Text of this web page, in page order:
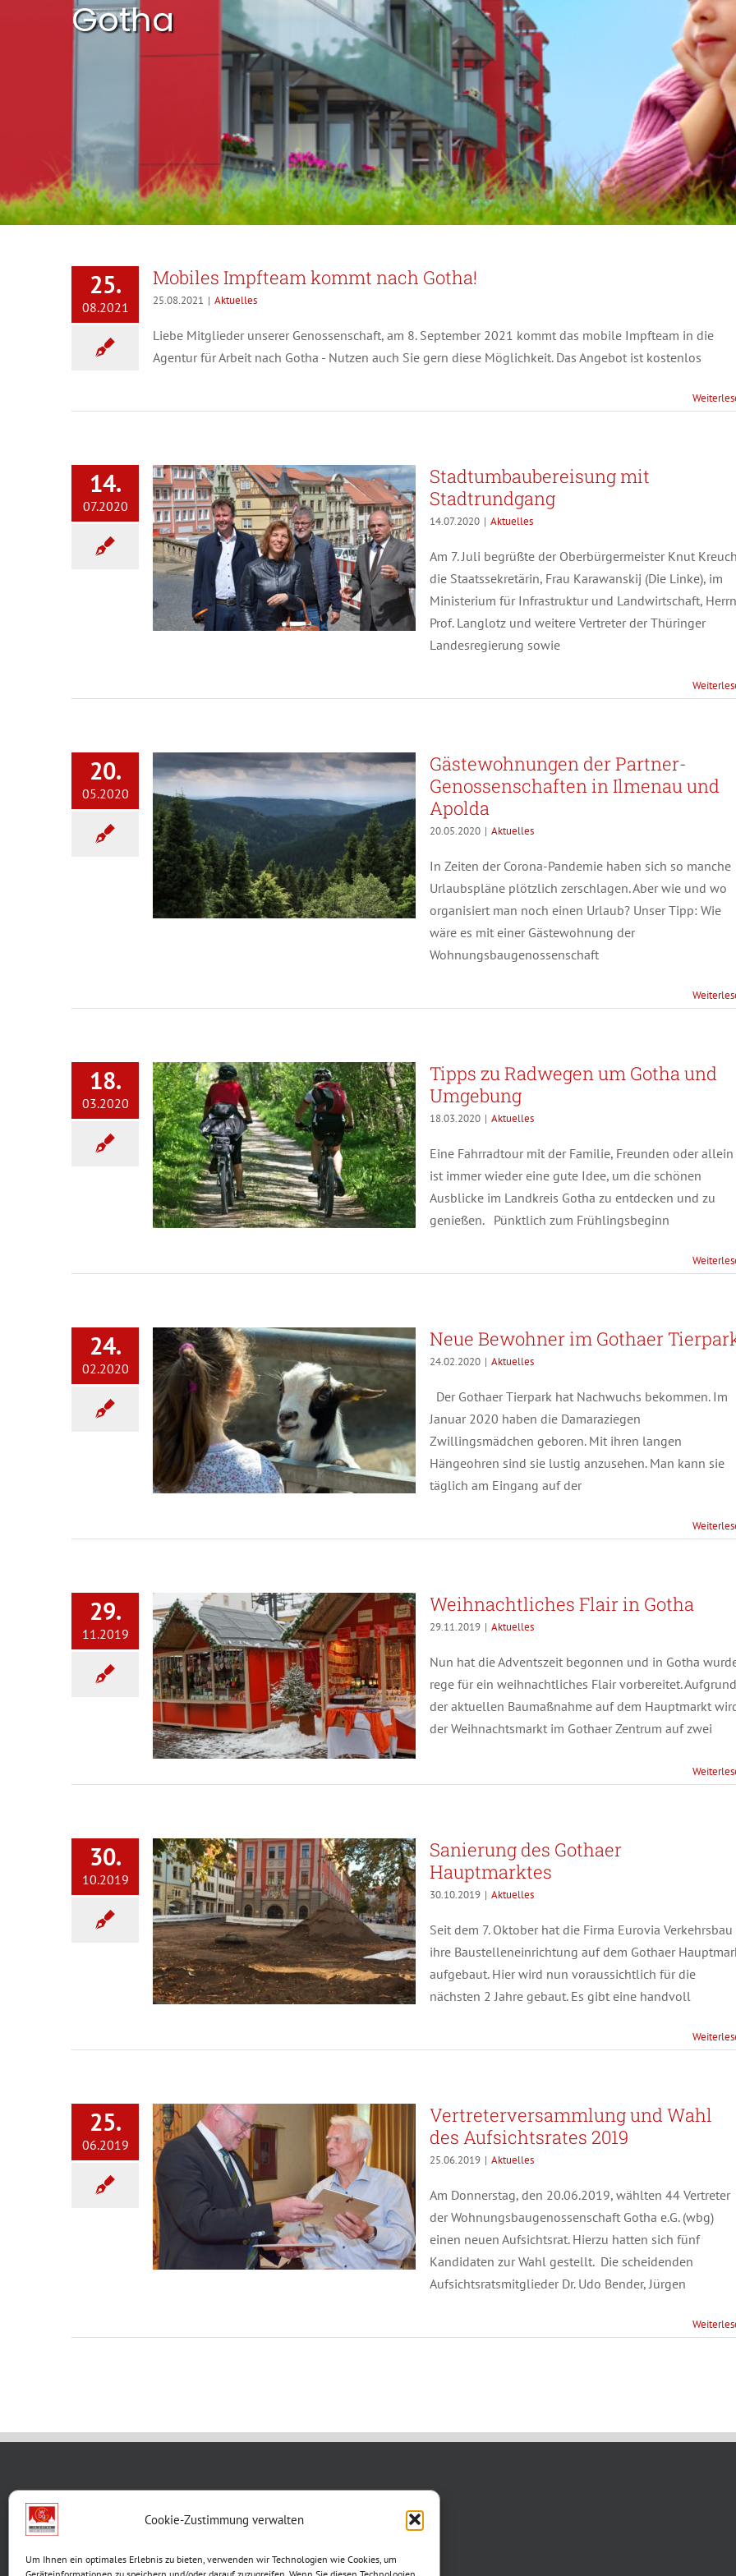
Cookie-Zustimmung verwalten
Um Ihnen ein optimales Erlebnis zu bieten, verwenden wir Technologien wie Cookies, um
Gotha
25.
08.2021
Mobiles Impfteam kommt nach Gotha!
25.08.2021 | Aktuelles
Liebe Mitglieder unserer Genossenschaft, am 8. September 2021 kommt das mobile Impfteam in die
Agentur für Arbeit nach Gotha - Nutzen auch Sie gern diese Möglichkeit. Das Angebot ist kostenlos
14.
07.2020
Stadtumbaubereisung mit
Stadtrundgang
14.07.2020 | Aktuelles
Am 7. Juli begrüßte der Oberbürgermeister Knut
die Staatssekretärin, Frau Karawanskij (Die Linke), im
Ministerium für Infrastruktur und Landwirtschaft, Herrn
Prof. Langlotz und weitere Vertreter der Thüringer
Landesregierung sowie
20.
05.2020
Gästewohnungen der Partner-
Genossenschaften in Ilmenau und
Apolda
20.05.2020 | Aktuelles
In Zeiten der Corona-Pandemie haben sich so manche
Urlaubspläne plötzlich zerschlagen. Aber wie und wo
organisiert man noch einen Urlaub? Unser Tipp: Wie
wäre es mit einer Gästewohnung der
Wohnungsbaugenossenschaft
18.
03.2020
Tipps zu Radwegen um Gotha und
Umgebung
18.03.2020 | Aktuelles
Eine Fahrradtour mit der Familie, Freunden oder allein
ist immer wieder eine gute Idee, um die schönen
Ausblicke im Landkreis Gotha zu entdecken und zu
genießen. Pünktlich zum Frühlingsbeginn
24.
02.2020
Neue Bewohner im Gothaer
24.02.2020 | Aktuelles
Der Gothaer Tierpark hat Nachwuchs bekommen. Im
Januar 2020 haben die Damaraziegen
Zwillingsmädchen geboren. Mit ihren langen
Hängeohren sind sie lustig anzusehen. Man kann sie
täglich am Eingang auf der
29.
11.2019
Weihnachtliches Flair in Gotha
29.11.2019 | Aktuelles
Nun hat die Adventszeit begonnen und in Gotha
rege für ein weihnachtliches Flair vorbereitet. Aufgrund
der aktuellen Baumaßnahme auf dem Hauptmarkt
der Weihnachtsmarkt im Gothaer Zentrum auf zwei
30.
10.2019
Sanierung des Gothaer
Hauptmarktes
30.10.2019 | Aktuelles
Seit dem 7. Oktober hat die Firma Eurovia Verkehrsbau
ihre Baustelleneinrichtung auf dem Gothaer
aufgebaut. Hier wird nun voraussichtlich für die
nächsten 2 Jahre gebaut. Es gibt eine handvoll
25.
06.2019
Vertreterversammlung und Wahl
des Aufsichtsrates 2019
25.06.2019 | Aktuelles
Am Donnerstag, den 20.06.2019, wählten 44 Vertreter
der Wohnungsbaugenossenschaft Gotha e.G. (wbg)
einen neuen Aufsichtsrat. Hierzu hatten sich fünf
Kandidaten zur Wahl gestellt. Die scheidenden
Aufsichtsratsmitglieder Dr. Udo Bender, Jürgen
99867 Gotha